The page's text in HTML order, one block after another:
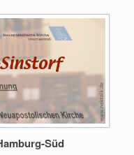
Süd